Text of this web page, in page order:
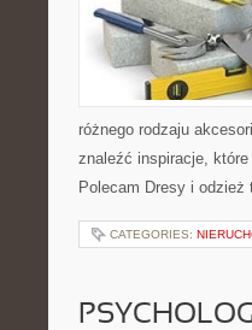
różnego rodzaju
znaleźć inspiracje,
Polecam Dresy i
CATEGORIES: